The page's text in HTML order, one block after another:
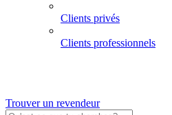
Clients privés
Clients professionnels
Trouver un revendeur